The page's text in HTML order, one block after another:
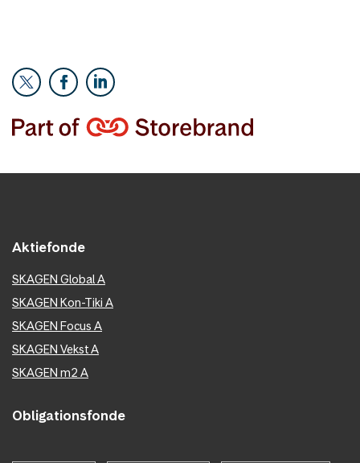
Aktiefonde
SKAGEN Global A
SKAGEN Kon-Tiki A
SKAGEN Focus A
SKAGEN Vekst A
SKAGEN m2 A
Obligationsfonde